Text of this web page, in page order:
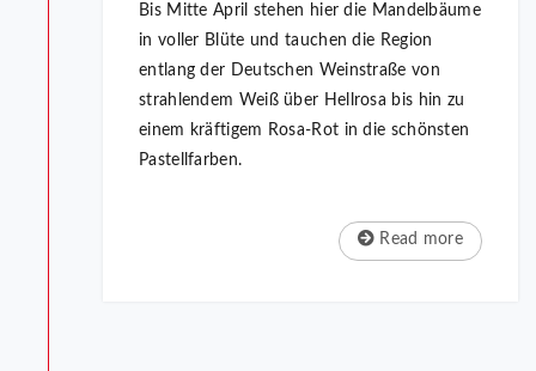
Bis Mitte April stehen hier die Mandelbäume
in voller Blüte und tauchen die Region
entlang der Deutschen Weinstraße von
strahlendem Weiß über Hellrosa bis hin zu
einem kräftigem Rosa-Rot in die schönsten
Pastellfarben.
Read more